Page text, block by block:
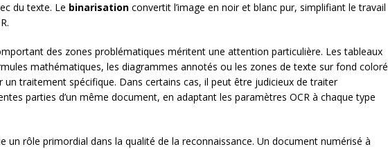
du texte. Le binarisation convertit l’image en noir et blanc pur, simplifiant le travail
des zones problématiques méritent une attention particulière. Les tableaux
mathématiques, les diagrammes annotés ou les zones de texte sur fond coloré
un traitement spécifique. Dans certains cas, il peut être judicieux de traiter
parties d’un même document, en adaptant les paramètres OCR à chaque type
un rôle primordial dans la qualité de la reconnaissance. Un document numérisé à